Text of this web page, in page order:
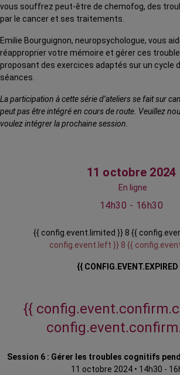
vous souffrez peut-être de chemofog, des
par le cancer et ses traitements.
Emilie Bourguignon, neuropsychologue, vous
réapproprier votre mémoire et gérer ces
proposant des exercices adaptés sur un cycle
séances.
La participation à cette série d’ateliers se fait sur
peut pas être intégré en cours de route. Veuillez
voulez intégrer la prochaine session.
11 octobre 2024
En ligne
14h30 - 16h30
{{ config.event.limited }} 8 {{
config.event.left }} 8 {{
{{ CONFIG.EVENT.EXPIRED
{{
Session 6 : Gérer les troubles cognitifs
11 octobre 2024• 14h30 -